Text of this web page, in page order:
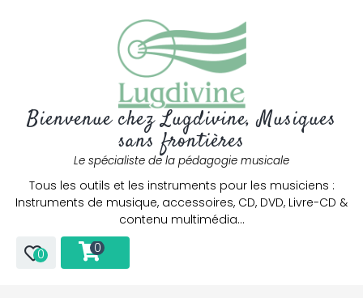
Bienvenue chez Lugdivine, Musiques
sans frontières
Le spécialiste de la pédagogie musicale
Tous les outils et les instruments pour les musiciens :
Instruments de musique, accessoires, CD, DVD, Livre-CD &
contenu multimédia…
0 0